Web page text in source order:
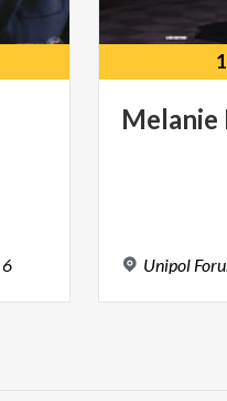
6
Melanie
Unipol